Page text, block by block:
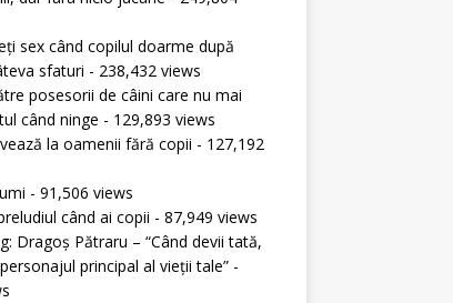
sex când copilul doarme după
sfaturi - 238,432 views
posesorii de câini care nu mai
când ninge - 129,893 views
la oamenii fără copii - 127,192
- 91,506 views
când ai copii - 87,949 views
Dragoș Pătraru – “Când devii tată,
principal al vieții tale”-